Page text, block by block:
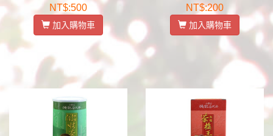
NT$:500
加入購物車
NT$:200
加入購物車